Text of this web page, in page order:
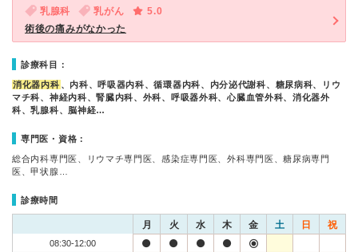
乳腺科 乳がん
5.0
術後の痛みがなかった
診療科目：
消化器内科 、内科、呼吸器内科、循環器内科、内分泌代謝科、糖尿病科、リウ
マチ科、神経内科、腎臓内科、外科、呼吸器外科、心臓血管外科、消化器外
科、乳腺科、脳神経…
専門医・資格：
総合内科専門医、リウマチ専門医、感染症専門医、外科専門医、糖尿病専門
医、甲状腺…
診療時間
月 火 水 木 金 土 日 祝
08:30-12:00